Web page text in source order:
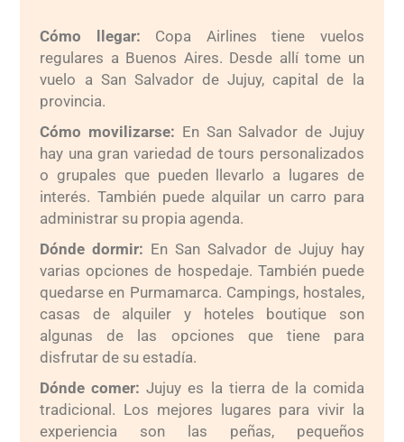
Cómo llegar: Copa Airlines tiene vuelos
regulares a Buenos Aires. Desde allí tome un
vuelo a San Salvador de Jujuy, capital de la
provincia.
Cómo movilizarse: En San Salvador de Jujuy
hay una gran variedad de tours personalizados
o grupales que pueden llevarlo a lugares de
interés. También puede alquilar un carro para
administrar su propia agenda.
Dónde dormir: En San Salvador de Jujuy hay
varias opciones de hospedaje. También puede
quedarse en Purmamarca. Campings, hostales,
casas de alquiler y hoteles boutique son
algunas de las opciones que tiene para
disfrutar de su estadía.
Dónde comer: Jujuy es la tierra de la comida
tradicional. Los mejores lugares para vivir la
experiencia son las peñas, pequeños